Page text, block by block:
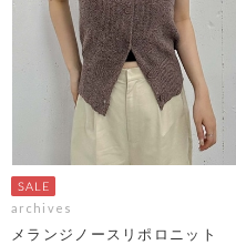
archives
メランジノースリポロニット